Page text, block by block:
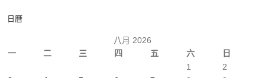
日曆
八月 2026
一
二 三 四 五 六 日
1
2